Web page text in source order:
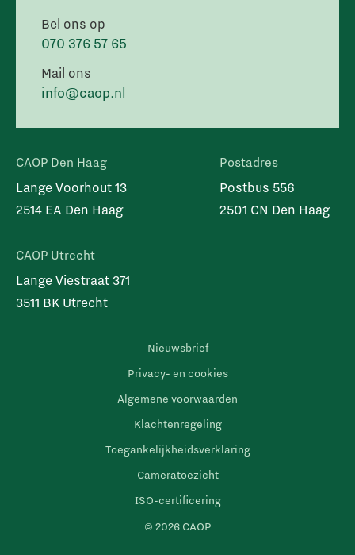
Bel ons op
070 376 57 65
Mail ons
info@caop.nl
CAOP Den Haag
Lange Voorhout 13
2514 EA Den Haag
CAOP Utrecht
Lange Viestraat 371
3511 BK Utrecht
Postadres
Postbus 556
2501 CN Den Haag
© 2026 CAOP
Nieuwsbrief
Privacy- en cookies
Algemene voorwaarden
Klachtenregeling
Toegankelijkheidsverklaring
Cameratoezicht
ISO-certificering